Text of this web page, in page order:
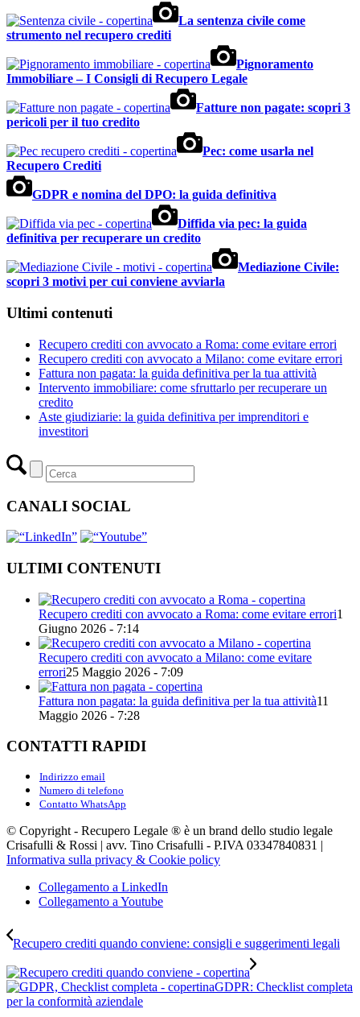
La sentenza civile come
strumento nel recupero crediti
Pignoramento
Immobiliare – I Consigli di Recupero Legale
Fatture non pagate: scopri 3
pericoli per il tuo credito
Pec: come usarla nel
Recupero Crediti
GDPR e nomina del DPO: la guida definitiva
Diffida via pec: la guida
definitiva per recuperare un credito
Mediazione Civile:
scopri 3 motivi per cui conviene avviarla
Ultimi contenuti
Recupero crediti con avvocato a Roma: come evitare errori
Recupero crediti con avvocato a Milano: come evitare errori
Fattura non pagata: la guida definitiva per la tua attività
Intervento immobiliare: come sfruttarlo per recuperare un
credito
Aste giudiziarie: la guida definitiva per imprenditori e
investitori
CANALI SOCIAL
ULTIMI CONTENUTI
Recupero crediti con avvocato a Roma: come evitare errori1
Giugno 2026 - 7:14
Recupero crediti con avvocato a Milano: come evitare
errori25 Maggio 2026 - 7:09
Fattura non pagata: la guida definitiva per la tua attività11
Maggio 2026 - 7:28
CONTATTI RAPIDI
Indirizzo email
Numero di telefono
Contatto WhatsApp
© Copyright - Recupero Legale ® è un brand dello studio legale
Crisafulli & Rossi | avv. Tino Crisafulli - P.IVA 03347840831 |
Informativa sulla privacy & Cookie policy
Collegamento a LinkedIn
Collegamento a Youtube
Recupero crediti quando conviene: consigli e suggerimenti legali
GDPR: Checklist completa
per la conformità aziendale